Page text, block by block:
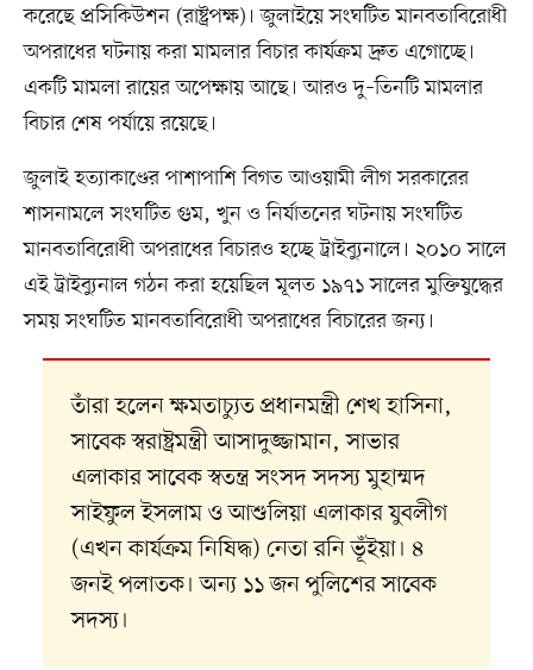
করেছে প্রসিকিউশন (রাষ্ট্রপক্ষ)। জুলাইয়ে সংঘটিত মানবতাবিরোধী
অপরাধের ঘটনায় করা মামলার বিচার কার্যক্রম দ্রুত এগোচ্ছে।
একটি মামলা রায়ের অপেক্ষায় আছে। আরও দু–তিনটি মামলার
বিচার শেষ পর্যায়ে রয়েছে।
জুলাই হত্যাকাণ্ডের পাশাপাশি বিগত আওয়ামী লীগ সরকারের
শাসনামলে সংঘটিত গুম, খুন ও নির্যাতনের ঘটনায় সংঘটিত
মানবতাবিরোধী অপরাধের বিচারও হচ্ছে ট্রাইব্যুনালে। ২০১০ সালে
এই ট্রাইব্যুনাল গঠন করা হয়েছিল মূলত ১৯৭১ সালের মুক্তিযুদ্ধের
সময় সংঘটিত মানবতাবিরোধী অপরাধের বিচারের জন্য।
তাঁরা হলেন ক্ষমতাচ্যুত প্রধানমন্ত্রী শেখ হাসিনা,
সাবেক স্বরাষ্ট্রমন্ত্রী আসাদুজ্জামান, সাভার
এলাকার সাবেক স্বতন্ত্র সংসদ সদস্য মুহাম্মদ
সাইফুল ইসলাম ও আশুলিয়া এলাকার যুবলীগ
(এখন কার্যক্রম নিষিদ্ধ) নেতা রনি ভূঁইয়া। ৪
জনই পলাতক। অন্য ১১ জন পুলিশের সাবেক
সদস্য।